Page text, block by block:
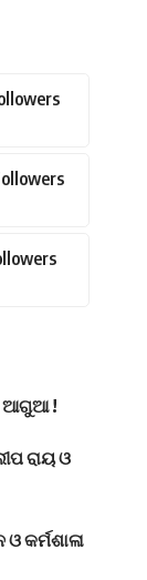
ଆଗୁଆ !
ରାୟ ଓ
କର୍ମଶାଳା